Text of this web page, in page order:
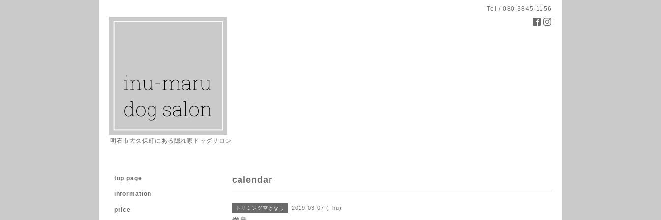
Tel / 080-3845-1156
明石市大久保町にある隠れ家ドッグサロン
calendar
トリミング空きなし 2019-03-07 (Thu)
top page
information
price